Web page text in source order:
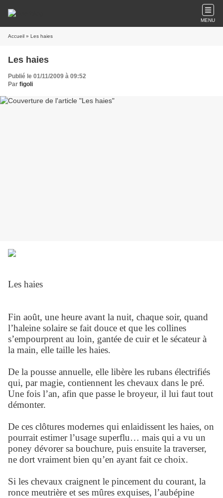
MENU
Accueil » Les haies
Les haies
Publié le 01/11/2009 à 09:52
Par figoli
Les haies
Fin août, une heure avant la nuit, chaque soir, quand
l’haleine solaire se fait douce et que les collines
s’empourprent au loin, gantée de cuir et le sécateur à
la main, elle taille les haies.
De la pousse annuelle, elle libère les rubans électrifiés
qui, par magie, contiennent les chevaux dans le pré.
Une fois l’an, afin que passe le broyeur, il lui faut tout
démonter.
De ces clôtures modernes qui enlaidissent les haies, on
pourrait estimer l’usage superflu… mais qui a vu un
poney dévorer sa bouchure, puis ensuite la traverser,
ne dort vraiment bien qu’en ayant fait ce choix.
Si les chevaux craignent le pincement du courant, la
ronce meutrière et ses mûres exquises, l’aubépine